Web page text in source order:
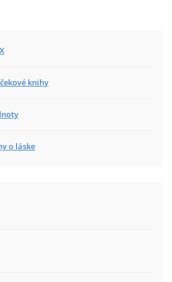
knihy
o láske